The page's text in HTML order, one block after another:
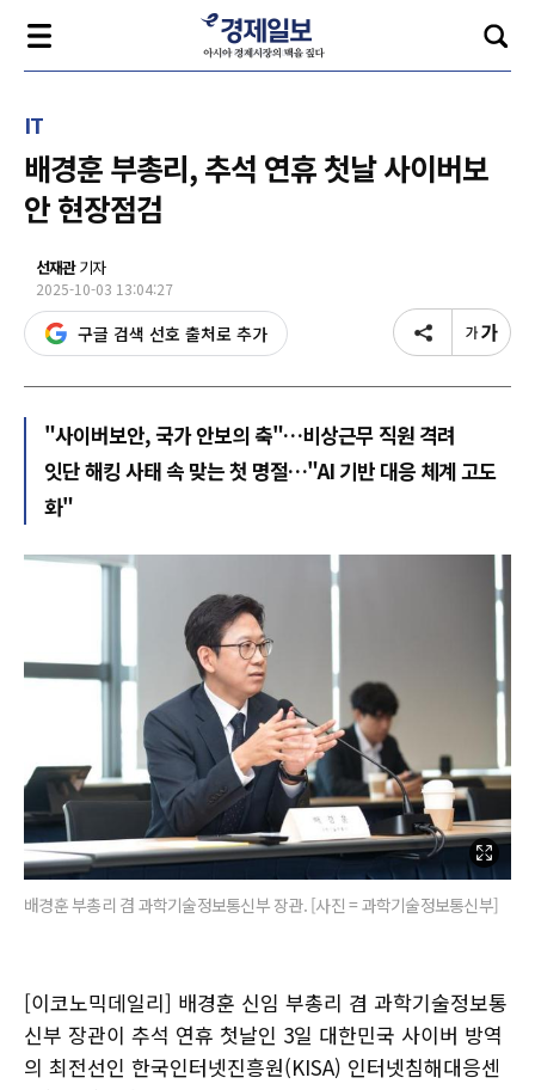
IT
배경훈 부총리, 추석 연휴 첫날 사이버보
안 현장점검
선재관기자
2025-10-03 13:04:27
구글 검색 선호 출처로 추가
"사이버보안, 국가 안보의 축"…비상근무 직원 격려
잇단 해킹 사태 속 맞는 첫 명절…"AI 기반 대응 체계 고도
화"
배경훈 부총리 겸 과학기술정보통신부 장관. [사진 = 과학기술정보통신부]
[이코노믹데일리] 배경훈 신임 부총리 겸 과학기술정보통
신부 장관이 추석 연휴 첫날인 3일 대한민국 사이버 방역
의 최전선인 한국인터넷진흥원(KISA) 인터넷침해대응센